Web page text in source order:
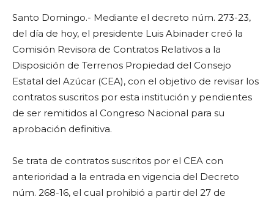
c
e
b
o
o
k
a
ts
A
p
p
ai
l
m
p
ar
ti
r
Santo Domingo.- Mediante el decreto núm. 273-23,
del día de hoy, el presidente Luis Abinader creó la
Comisión Revisora de Contratos Relativos a la
Disposición de Terrenos Propiedad del Consejo
Estatal del Azúcar (CEA), con el objetivo de revisar los
contratos suscritos por esta institución y pendientes
de ser remitidos al Congreso Nacional para su
aprobación definitiva.
Se trata de contratos suscritos por el CEA con
anterioridad a la entrada en vigencia del Decreto
núm. 268-16, el cual prohibió a partir del 27 de